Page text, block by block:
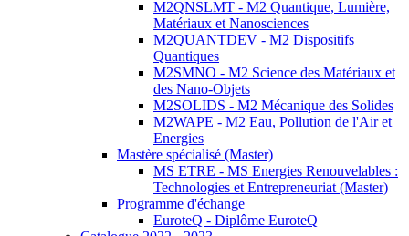
M2QNSLMT - M2 Quantique, Lumière,
Matériaux et Nanosciences
M2QUANTDEV - M2 Dispositifs
Quantiques
M2SMNO - M2 Science des Matériaux et
des Nano-Objets
M2SOLIDS - M2 Mécanique des Solides
M2WAPE - M2 Eau, Pollution de l'Air et
Energies
Mastère spécialisé (Master)
MS ETRE - MS Energies Renouvelables :
Technologies et Entrepreneuriat (Master)
Programme d'échange
EuroteQ - Diplôme EuroteQ